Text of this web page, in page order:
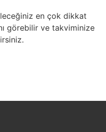
en çok dikkat
görebilir ve takviminize